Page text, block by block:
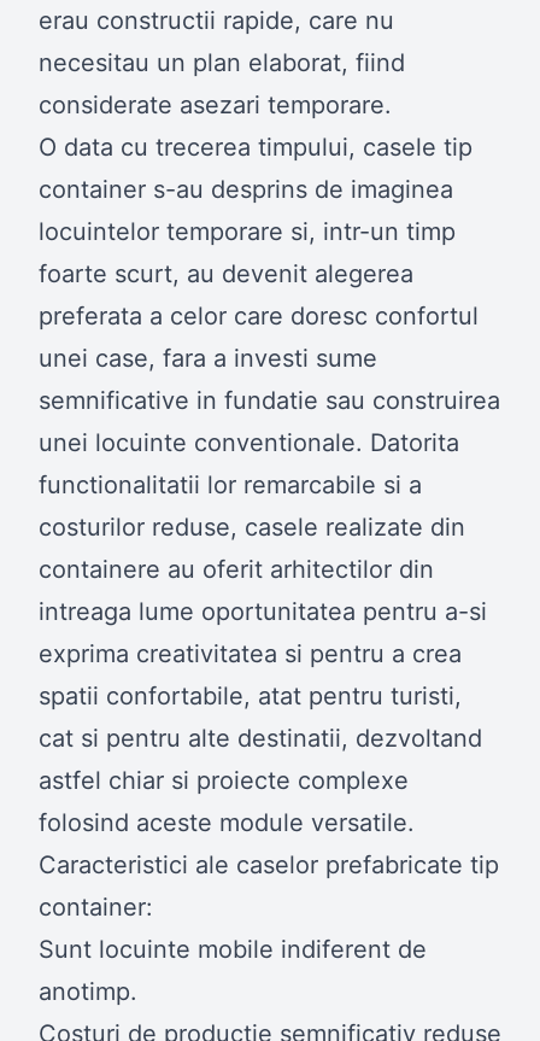
erau constructii rapide, care nu
necesitau un plan elaborat, fiind
considerate asezari temporare.
O data cu trecerea timpului, casele tip
container s-au desprins de imaginea
locuintelor temporare si, intr-un timp
foarte scurt, au devenit alegerea
preferata a celor care doresc confortul
unei case, fara a investi sume
semnificative in fundatie sau construirea
unei locuinte conventionale. Datorita
functionalitatii lor remarcabile si a
costurilor reduse, casele realizate din
containere au oferit arhitectilor din
intreaga lume oportunitatea pentru a-si
exprima creativitatea si pentru a crea
spatii confortabile, atat pentru turisti,
cat si pentru alte destinatii, dezvoltand
astfel chiar si proiecte complexe
folosind aceste module versatile.
Caracteristici ale caselor prefabricate tip
container:
Sunt locuinte mobile indiferent de
anotimp.
Costuri de productie semnificativ reduse